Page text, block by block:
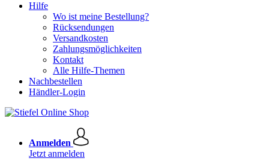
Hilfe
Wo ist meine Bestellung?
Rücksendungen
Versandkosten
Zahlungsmöglichkeiten
Kontakt
Alle Hilfe-Themen
Nachbestellen
Händler-Login
Anmelden
Jetzt anmelden